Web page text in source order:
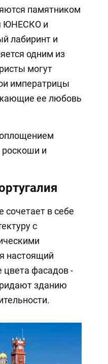
памятником
ЮНЕСКО и
лабиринт и
одним из
могут
императрицы
ее любовь
роскоши и
в себе
с
настоящий
цвета фасадов -
зданию